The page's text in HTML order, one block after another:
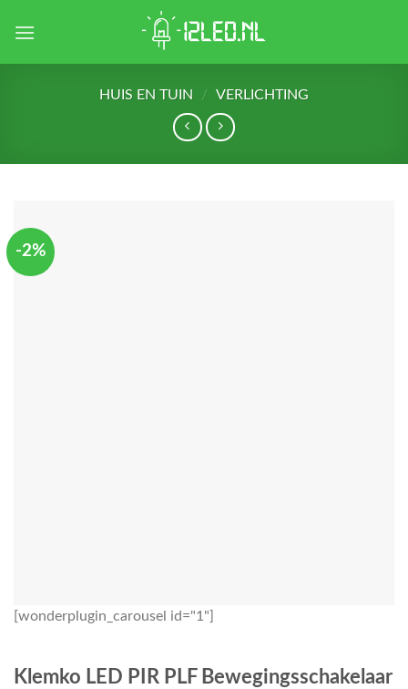
HUIS EN TUIN / VERLICHTING
-2%
[wonderplugin_carousel id="1"]
Klemko LED PIR PLF Bewegingsschakelaar